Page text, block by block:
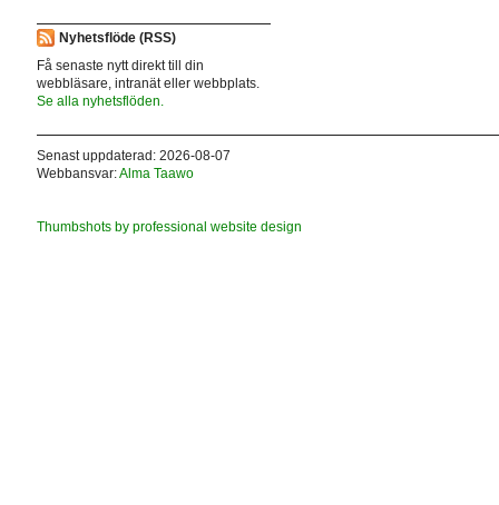
Nyhetsflöde (RSS)
Få senaste nytt direkt till din
webbläsare, intranät eller webbplats.
Se alla nyhetsflöden.
Senast uppdaterad: 2026-08-07
Webbansvar:Alma Taawo
Thumbshots by professional website design